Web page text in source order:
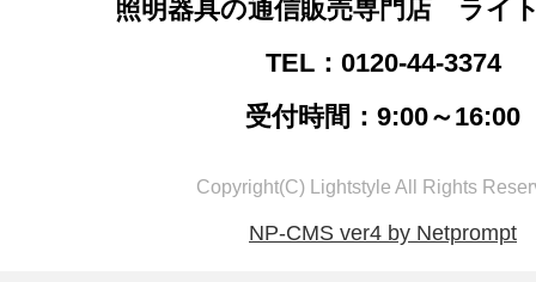
照明器具の通信販売専門店 ライ
TEL：0120-44-3374
受付時間：9:00～16:00
Copyright(C) Lightstyle All Rights
NP-CMS ver4 by Netprompt